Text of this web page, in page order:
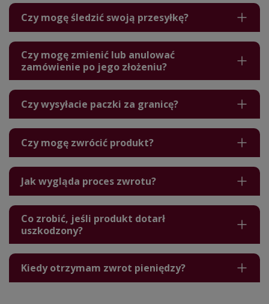
Czy mogę śledzić swoją przesyłkę?
Czy mogę zmienić lub anulować
zamówienie po jego złożeniu?
Czy wysyłacie paczki za granicę?
Czy mogę zwrócić produkt?
Jak wygląda proces zwrotu?
Co zrobić, jeśli produkt dotarł
uszkodzony?
Kiedy otrzymam zwrot pieniędzy?